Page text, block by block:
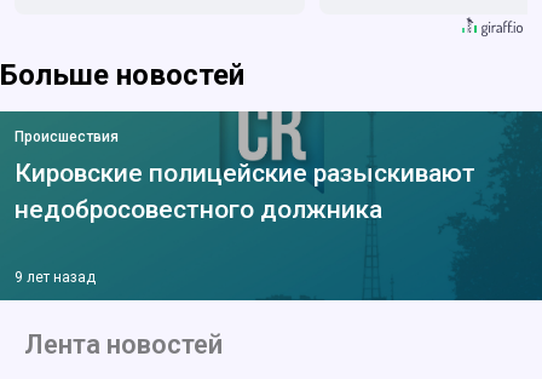
Больше новостей
Происшествия
Кировские полицейские разыскивают
недобросовестного должника
9 лет назад
Лента новостей